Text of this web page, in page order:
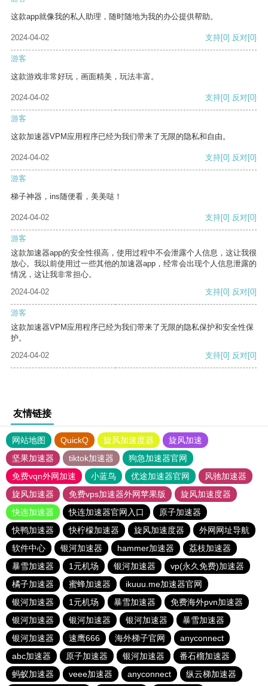
这款app就像我的私人助理，随时随地为我的办公提供帮助。
2024-04-02 支持[0] 反对[0]
游客
这款游戏非常好玩，画面精美，玩法丰富。
2024-04-02 支持[0] 反对[0]
游客
这款加速器VPM应用程序已经为我们带来了无限的隐私和自由。
2024-04-02 支持[0] 反对[0]
游客
梯子神器，ins随便看，美美哒！
2024-04-02 支持[0] 反对[0]
游客
这款加速器app的安全性很高，使用过程中不会泄露个人信息，这让我很
放心。我以前使用过一些其他的加速器app，经常会出现个人信息泄露的
情况，这让我非常担心。
2024-04-02
支持[0] 反对[0]
游客
这款加速器VPM应用程序已经为我们带来了无限的隐私保护和安全性保
护。
2024-04-02
支持[0] 反对[0]
友情链接
网站地图 QuickQ 旋风加速度器
旋风加速
坚果加速器
tiktok加速器
狗急加速器官网
免费vqn外网加速
小蓝鸟 优途加速器官网
风驰加速器
旋风加速器
免费vps加速器外网苹果版
旋风加速度器
快连加速器
快连加速器官网入口
原子加速器
快鸭加速器
快柠檬加速器 旋风加速度器
外网网址导航
软件中心
银河加速器 hammer加速器
荔枝加速器
暴雪加速器
1元机场 银河加速器
vp(永久免费)加速器
橘子加速器
蜜蜂加速器
ikuuu.me加速器官网
银河加速器
1元机场 暴雪加速器
免费海外pvn加速器
银河加速器
银河加速器 银河加速器
暴雪加速器
银河加速器
速鹰666 海外梯子官网
anyconnect
abc加速器
原子加速器 银河加速器
番石榴加速器
蚂蚁加速器
veee加速器 anyconnect 纵云梯加速器